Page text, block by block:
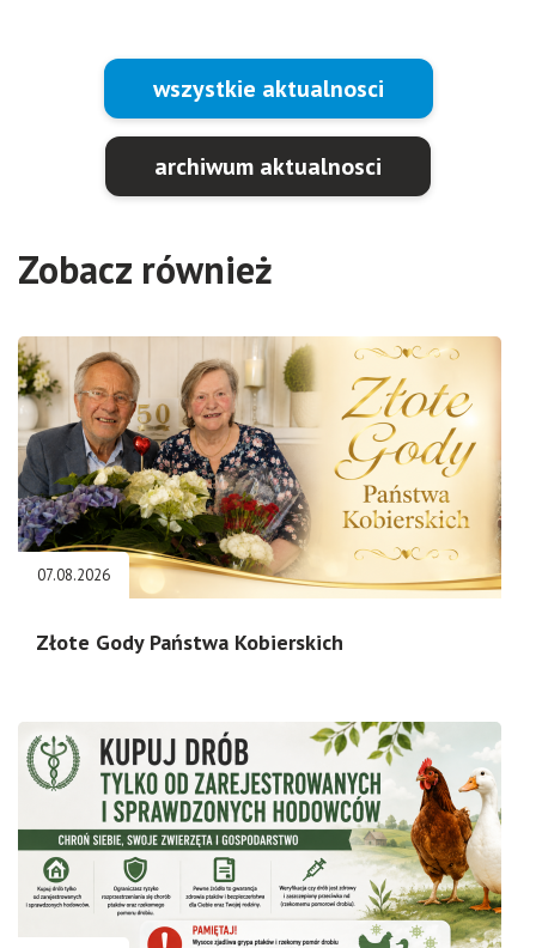
wszystkie aktualnosci
archiwum aktualnosci
Zobacz również
07.08.2026
Złote Gody Państwa Kobierskich